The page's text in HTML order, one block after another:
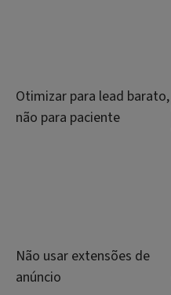
Otimizar para lead barato,
não para paciente
Não usar extensões de
anúncio